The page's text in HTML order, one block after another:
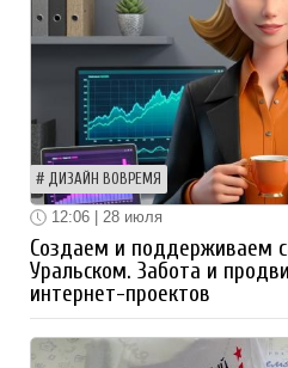
ДИЗАЙН ВОВРЕМЯ
12:06 | 28 июля
Создаем и поддерживаем
Уральском. Забота и
интернет-проектов